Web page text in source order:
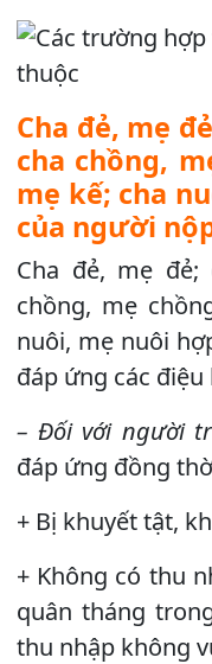
Cha đẻ, mẹ
cha chồng,
mẹ kế; cha
của người
Cha đẻ, mẹ
chồng, mẹ
nuôi, mẹ nuôi
đáp ứng các điệu
– Đối với người
đáp ứng đồng
+ Bị khuyết tật,
+ Không có thu
quân tháng
thu nhập không